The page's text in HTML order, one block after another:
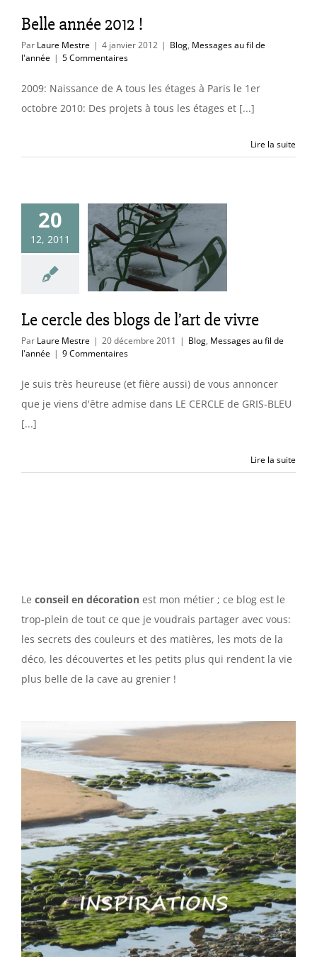
Belle année 2012 !
Par Laure Mestre | 4 janvier 2012 | Blog, Messages au fil de
l'année | 5 Commentaires
2009: Naissance de A tous les étages à Paris le 1er
octobre 2010: Des projets à tous les étages et [...]
Lire la suite
20
12, 2011
des blogs
de vivre
au fil de
Le cercle des blogs de l’art de vivre
Par Laure Mestre | 20 décembre 2011 | Blog, Messages au fil de
l'année | 9 Commentaires
Je suis très heureuse (et fière aussi) de vous annoncer
que je viens d'être admise dans LE CERCLE de GRIS-BLEU
[...]
Lire la suite
Le conseil en décoration est mon métier ; ce blog est le
trop-plein de tout ce que je voudrais partager avec vous:
les secrets des couleurs et des matières, les mots de la
déco, les découvertes et les petits plus qui rendent la vie
plus belle de la cave au grenier !